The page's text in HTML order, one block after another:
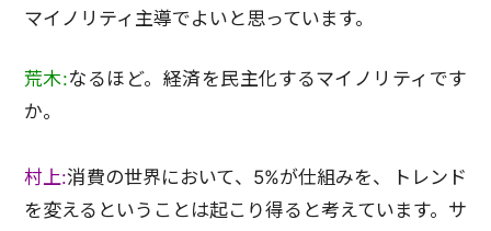
マイノリティ主導でよいと思っています。
荒木:なるほど。経済を民主化するマイノリティです
か。
村上:消費の世界において、5%が仕組みを、トレンド
を変えるということは起こり得ると考えています。サ